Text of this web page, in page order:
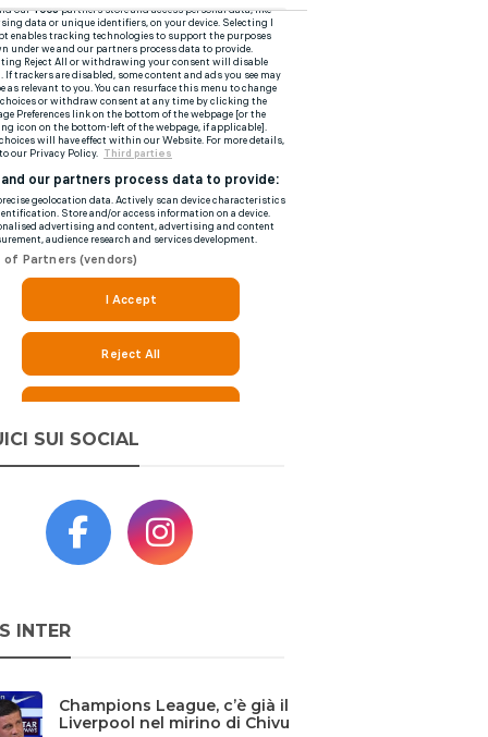
SUI SOCIAL
INTER
Champions League, c’è già il
Liverpool nel mirino di Chivu